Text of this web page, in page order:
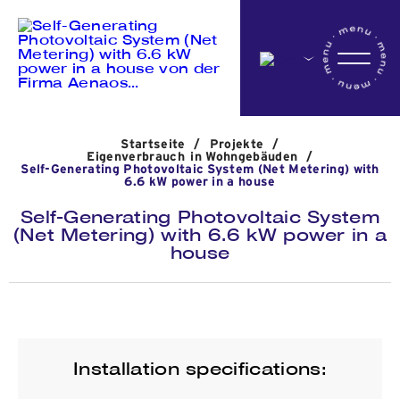
Das Unternehmen
Aktivitäten
Nachrichten
Startseite / Projekte
/
Eigenverbrauch in Wohngebäuden
/
Self-Generating Photovoltaic System (Net Metering) with
6.6 kW power in a house
Self-Generating Photovoltaic System
(Net Metering) with 6.6 kW power in a
house
Installation specifications: